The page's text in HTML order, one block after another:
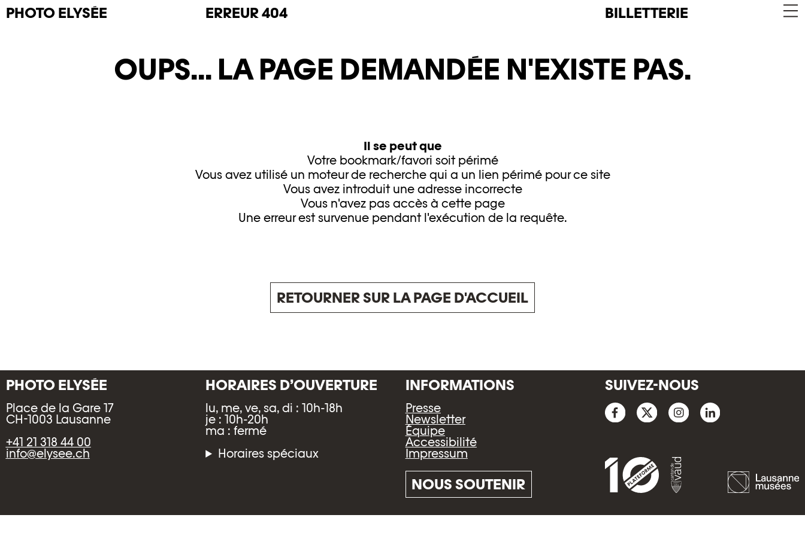
PHOTO ELYSÉE ERREUR 404 BILLETTERIE
OUPS... LA PAGE DEMANDÉE N'EXISTE PAS.
Il se peut que
Votre bookmark/favori soit périmé
Vous avez utilisé un moteur de recherche qui a un lien périmé pour ce site
Vous avez introduit une adresse incorrecte
Vous n'avez pas accès à cette page
Une erreur est survenue pendant l'exécution de la requête.
RETOURNER SUR LA PAGE D'ACCUEIL
PHOTO ELYSÉE
Place de la Gare 17
CH-1003 Lausanne
+41 21 318 44 00
info@elysee.ch
HORAIRES D’OUVERTURE
lu, me, ve, sa, di : 10h-18h
je : 10h-20h
ma : fermé
Horaires spéciaux
INFORMATIONS
Presse
Newsletter
Équipe
Accessibilité
Impressum
NOUS SOUTENIR
SUIVEZ-NOUS